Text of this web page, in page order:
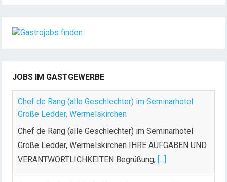
JOBS IM GASTGEWERBE
Chef de Rang (alle Geschlechter) im Seminarhotel
Große Ledder, Wermelskirchen
Chef de Rang (alle Geschlechter) im Seminarhotel
Große Ledder, Wermelskirchen IHRE AUFGABEN UND
VERANTWORTLICHKEITEN Begrüßung, [...]